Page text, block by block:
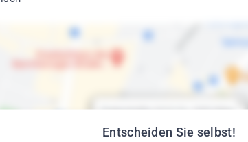
Entscheiden Sie selbst!